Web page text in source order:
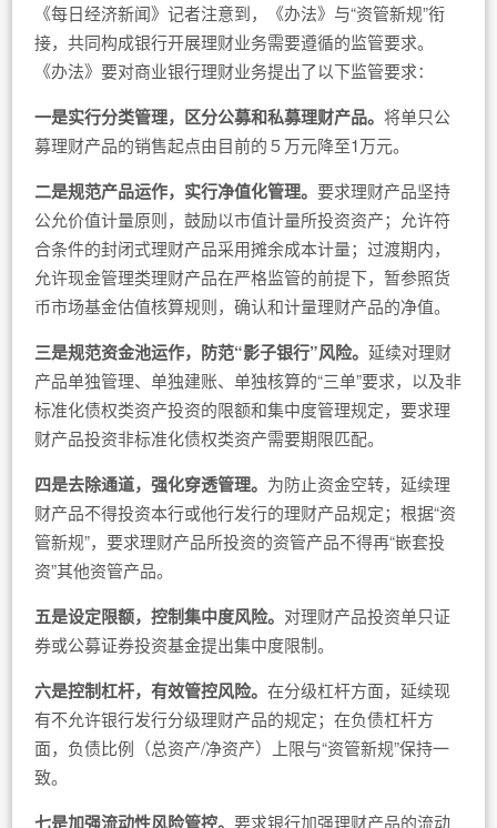
《每日经济新闻》记者注意到，《办法》与“资管新规”衔
接，共同构成银行开展理财业务需要遵循的监管要求。
《办法》要对商业银行理财业务提出了以下监管要求：
一是实行分类管理，区分公募和私募理财产品。将单只公
募理财产品的销售起点由目前的５万元降至1万元。
二是规范产品运作，实行净值化管理。要求理财产品坚持
公允价值计量原则，鼓励以市值计量所投资资产；允许符
合条件的封闭式理财产品采用摊余成本计量；过渡期内，
允许现金管理类理财产品在严格监管的前提下，暂参照货
币市场基金估值核算规则，确认和计量理财产品的净值。
三是规范资金池运作，防范“影子银行”风险。延续对理财
产品单独管理、单独建账、单独核算的“三单”要求，以及非
标准化债权类资产投资的限额和集中度管理规定，要求理
财产品投资非标准化债权类资产需要期限匹配。
四是去除通道，强化穿透管理。 为防止资金空转，延续理
财产品不得投资本行或他行发行的理财产品规定；根据“资
管新规”，要求理财产品所投资的资管产品不得再“嵌套投
资”其他资管产品。
五是设定限额，控制集中度风险。 对理财产品投资单只证
券或公募证券投资基金提出集中度限制。
六是控制杠杆，有效管控风险。在分级杠杆方面，延续现
有不允许银行发行分级理财产品的规定；在负债杠杆方
面，负债比例（总资产/净资产）上限与“资管新规”保持一
致。
七是加强流动性风险管控。要求银行加强理财产品的流动